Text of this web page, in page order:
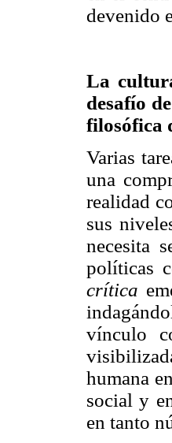
devenido
La
desafío
filosófica
Varias
una
realidad
sus
necesita
políticas
crítica
vínculo
humana
social y
en tanto